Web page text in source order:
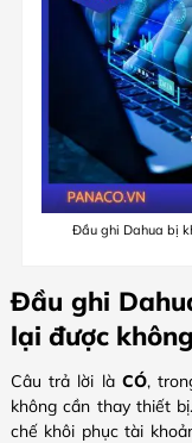
Đầu ghi Dahua bị
Đầu ghi
lại được
Câu trả lời là CÓ,
không cần thay thiết
chế khôi phục tài